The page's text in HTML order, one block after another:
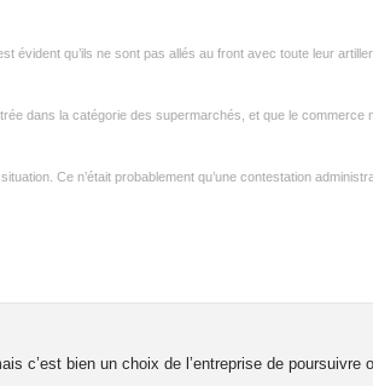
évident qu’ils ne sont pas allés au front avec toute leur
dans la catégorie des supermarchés, et que le commerce
Ce n’était probablement qu’une contestation
c’est bien un choix de l’entreprise de poursuivre